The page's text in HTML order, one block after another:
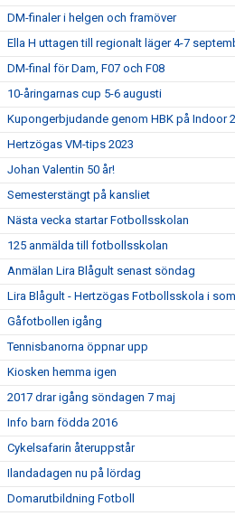
DM-finaler i helgen och framöver
Ella H uttagen till regionalt läger 4-7
DM-final för Dam, F07 och F08
10-åringarnas cup 5-6 augusti
Kupongerbjudande genom HBK på Indoor
Hertzögas VM-tips 2023
Johan Valentin 50 år!
Semesterstängt på kansliet
Nästa vecka startar Fotbollsskolan
125 anmälda till fotbollsskolan
Anmälan Lira Blågult senast söndag
Lira Blågult - Hertzögas Fotbollsskola i
Gåfotbollen igång
Tennisbanorna öppnar upp
Kiosken hemma igen
2017 drar igång söndagen 7 maj
Info barn födda 2016
Cykelsafarin återuppstår
Ilandadagen nu på lördag
Domarutbildning Fotboll